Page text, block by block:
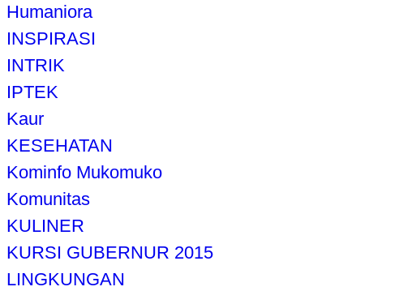
Humaniora
INSPIRASI
INTRIK
IPTEK
Kaur
KESEHATAN
Kominfo Mukomuko
Komunitas
KULINER
KURSI GUBERNUR 2015
LINGKUNGAN